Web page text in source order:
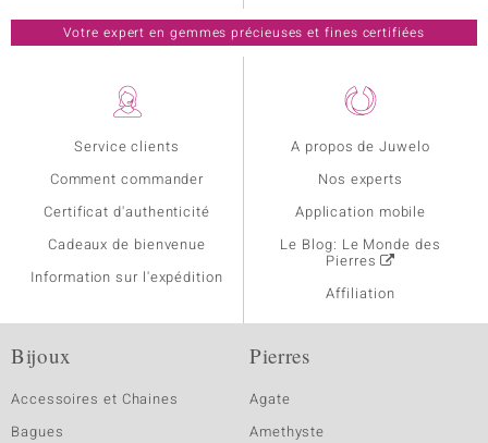
Service clients
Comment commander
Certificat d'authenticité
Cadeaux de bienvenue
Information sur l'expédition
A propos de Juwelo
Nos experts
Application mobile
Le Blog: Le Monde des
Pierres
Affiliation
Votre expert en gemmes précieuses et fines certifiées
Bijoux
Accessoires et Chaines
Bagues
Pierres
Agate
Amethyste